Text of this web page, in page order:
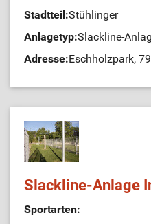
Stadtteil:Stühlinger
Anlagetyp:Slackline-
Adresse:Eschholzpark,
Slackline-Anlage
Sportarten: